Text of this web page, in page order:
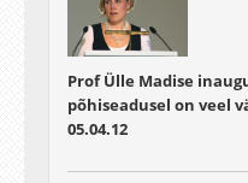
Prof Ülle Madise
põhiseadusel on veel
05.04.12